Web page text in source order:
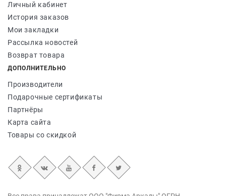
Личный кабинет
История заказов
Мои закладки
Рассылка новостей
Возврат товара
ДОПОЛНИТЕЛЬНО
Производители
Подарочные сертификаты
Партнёры
Карта сайта
Товары со скидкой